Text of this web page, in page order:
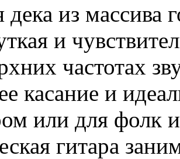
дека из массива
и
частотах
касание и
или для фолк
гитара